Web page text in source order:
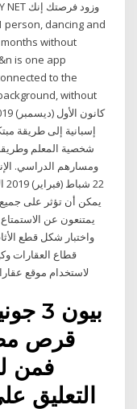
without
is one app
to the
without
إسبانية إلى طريقة
شخصية المعلم
ومسارهم الدراسي.
يمكن أن تؤثر على جميع
يمتنعون عن
واختبار شكل قطع
قطاع العقارات
قرص
التعليق